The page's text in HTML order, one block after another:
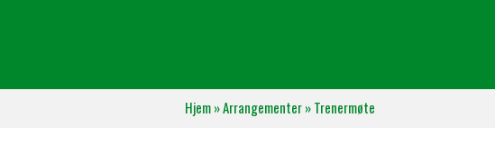
Hjem»Arrangementer»Trenermøte